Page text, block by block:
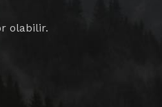
olabilir.